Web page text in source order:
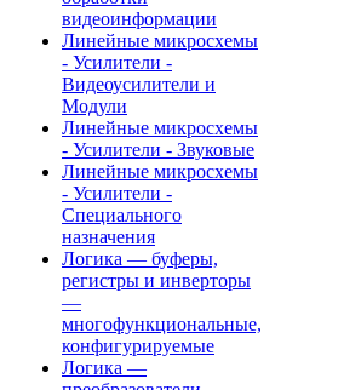
видеоинформации
Линейные микросхемы
- Усилители -
Видеоусилители и
Модули
Линейные микросхемы
- Усилители - Звуковые
Линейные микросхемы
- Усилители -
Специального
назначения
Логика — буферы,
регистры и инверторы
—
многофункциональные,
конфигурируемые
Логика —